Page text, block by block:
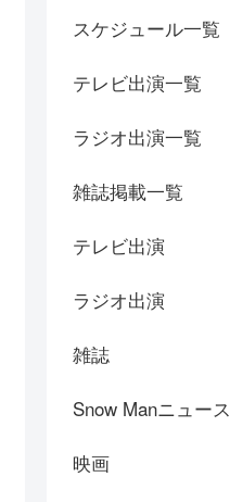
スケジュール一覧
テレビ出演一覧
ラジオ出演一覧
雑誌掲載一覧
テレビ出演
ラジオ出演
雑誌
Snow Manニュース
映画